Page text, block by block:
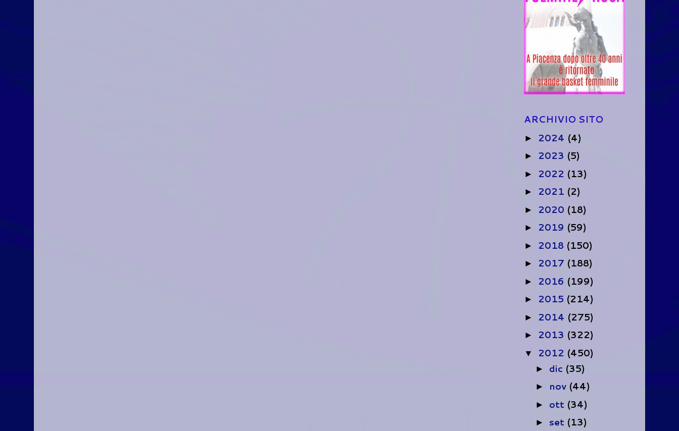
ARCHIVIO SITO
► 2024 (4)
► 2023 (5)
► 2022 (13)
► 2021 (2)
► 2020 (18)
► 2019 (59)
► 2018 (150)
► 2017 (188)
► 2016 (199)
► 2015 (214)
► 2014 (275)
► 2013 (322)
▼ 2012 (450)
► dic (35)
► nov (44)
► ott (34)
► set (13)